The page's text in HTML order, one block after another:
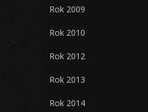
Rok 2009
Rok 2010
Rok 2012
Rok 2013
Rok 2014